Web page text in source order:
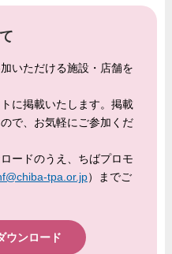
いただける施設・店舗を
に掲載いたします。掲載
で、お気軽にご参加くだ
ードのうえ、ちばプロモ
tpa.or.jp）までご
ウンロード